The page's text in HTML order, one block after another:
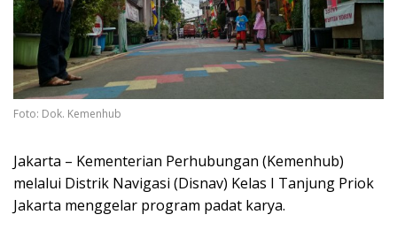
Foto: Dok. Kemenhub
Jakarta – Kementerian Perhubungan (Kemenhub)
melalui Distrik Navigasi (Disnav) Kelas I Tanjung Priok
Jakarta menggelar program padat karya.